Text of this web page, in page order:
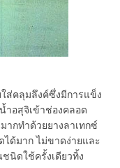
คลุมลึงค์ซึ่งมีการแข็ง
ำอสุจิเข้าช่องคลอด
ทำด้วยยางลาเทกซ์
ด้มาก ไม่ขาดง่ายและ
นิดใช้ครั้งเดียวทิ้ง